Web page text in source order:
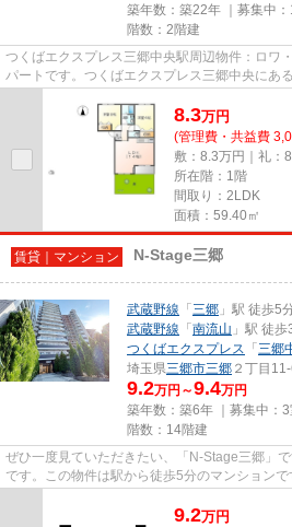
築年数：築22年 ｜募集中：
階数：2階建
つくばエクスプレス三郷中央駅周辺物件：ロワ
パートです。つくばエクスプレス三郷中央にあ
8.3万円
(管理費・共益費
敷：8.3万円｜礼：
所在階：1階
間取り：2LDK
面積：59.40㎡
賃貸｜マンション N-Stage三郷
武蔵野線 「 三郷 」駅 徒歩5
武蔵野線 「 南流山 」駅 徒
つくばエクスプレス 「 三郷
埼玉県三郷市三郷 ２丁目
9.2万円～9.4万円
築年数：築6年 ｜募集中： 3
階数：14階建
ぜひ一度見ていただきたい、「N-Stage三郷」
です。この物件は駅から徒歩5分のマンション
9.2万円